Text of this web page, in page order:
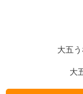
大五
大